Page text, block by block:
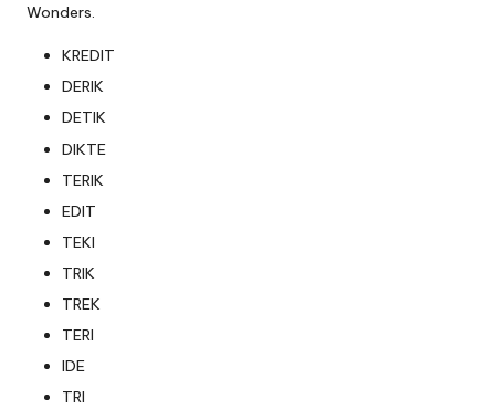
Wonders.
KREDIT
DERIK
DETIK
DIKTE
TERIK
EDIT
TEKI
TRIK
TREK
TERI
IDE
TRI